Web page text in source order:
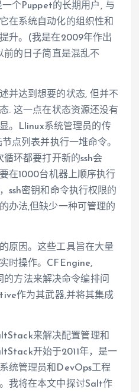
个Puppet的长期用户, 与
在系统自动化的组织性和
升。(我是在2009年作出
前的日子简直是混乱不
并达到想要的状态, 但并不
. 这一点在状态资源还没有
。Llinux系统管理员的传
点列表并执行一堆命令。
环都要打开新的ssh会
在1000台机器上顺序执行
ssh密钥和命令执行权限的
办法,但缺少一种可管理的
原因。这些工具旨在大量
时操作。CFEngine,
方法来解决命令编排问
作为其武器,并将其集成
来解决配置管理和
开始于2011年，是一
统管理员和DevOps工程
我将在本文中探讨Salt作